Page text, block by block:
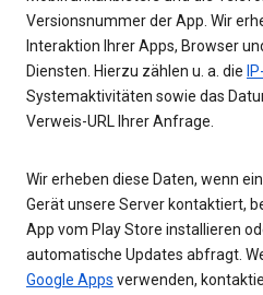
Versionsnummer der App. Wir
Interaktion Ihrer Apps, Browser
Diensten. Hierzu zählen u. a. die
Systemaktivitäten sowie das
Verweis-URL Ihrer Anfrage.
Wir erheben diese Daten, wenn
Gerät unsere Server kontaktiert,
App vom Play Store installieren
automatische Updates abfragt.
Google Apps verwenden,